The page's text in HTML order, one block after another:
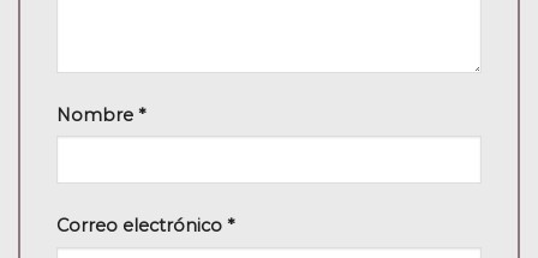
Nombre *
Correo electrónico *